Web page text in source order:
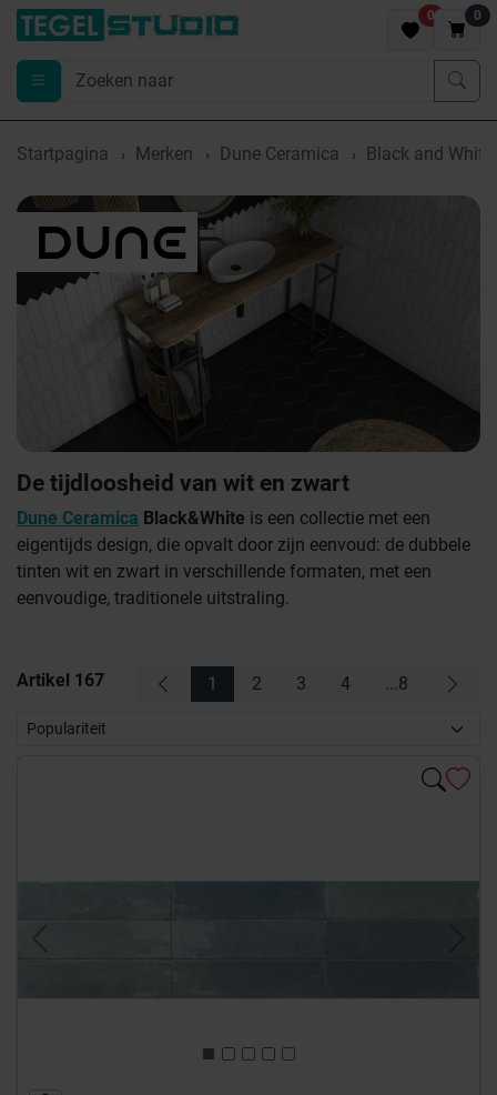
0 0
Startpagina Merken Dune Ceramica Black and White
De tijdloosheid van wit en zwart
Dune Ceramica Black&White is een collectie met een
eigentijds design, die opvalt door zijn eenvoud: de dubbele
tinten wit en zwart in verschillende formaten, met een
eenvoudige, traditionele uitstraling.
Artikel 167 1 2 3 4 ...8